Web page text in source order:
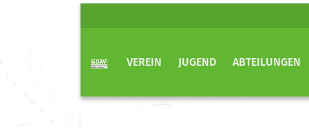
VEREIN JUGEND ABTEILUNGEN